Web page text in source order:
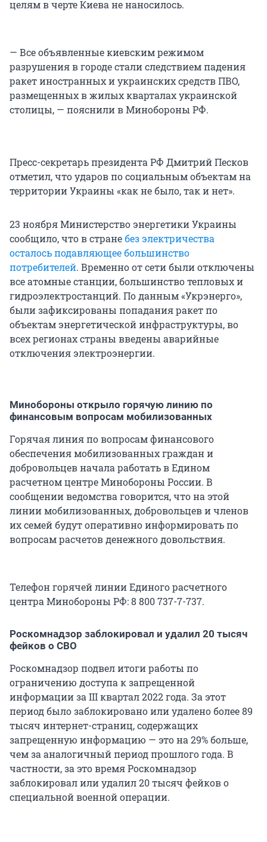
целям в черте Киева не наносилось.
— Все объявленные киевским режимом
разрушения в городе стали следствием падения
ракет иностранных и украинских средств ПВО,
размещенных в жилых кварталах украинской
столицы, — пояснили в Минобороны РФ.
Пресс-секретарь президента РФ Дмитрий Песков
отметил, что ударов по социальным объектам на
территории Украины «как не было, так и нет».
23 ноября Министерство энергетики Украины
сообщило, что в странебез электричества
осталось подавляющее большинство
потребителей. Временно от сети были отключены
все атомные станции, большинство тепловых и
гидроэлектростанций. По данным «Укрэнерго»,
были зафиксированы попадания ракет по
объектам энергетической инфраструктуры, во
всех регионах страны введены аварийные
отключения электроэнергии.
Минобороны открыло горячую линию по
финансовым вопросам мобилизованных
Горячая линия по вопросам финансового
обеспечения мобилизованных граждан и
добровольцев начала работать в Едином
расчетном центре Минобороны России. В
сообщении ведомства говорится, что на этой
линии мобилизованных, добровольцев и членов
их семей будут оперативно информировать по
вопросам расчетов денежного довольствия.
Телефон горячей линии Единого расчетного
центра Минобороны РФ: 8 800 737-7-737.
Роскомнадзор заблокировал и удалил 20 тысяч
фейков о СВО
Роскомнадзор подвел итоги работы по
ограничению доступа к запрещенной
информации за III квартал 2022 года. За этот
период было заблокировано или удалено более 89
тысяч интернет-страниц, содержащих
запрещенную информацию — это на 29% больше,
чем за аналогичный период прошлого года. В
частности, за это время Роскомнадзор
заблокировал или удалил 20 тысяч фейков о
специальной военной операции.